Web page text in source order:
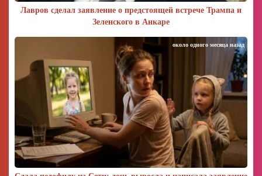
Лавров сделал заявление о предстоящей встрече Трампа и
Зеленского в Анкаре
около одного месяца назад